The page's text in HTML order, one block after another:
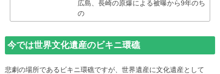
広島、長崎の原爆による被曝から9年のち
の
今では世界文化遺産のビキニ環礁
悲劇の場所であるビキニ環礁ですが、世界遺産に文化遺産として